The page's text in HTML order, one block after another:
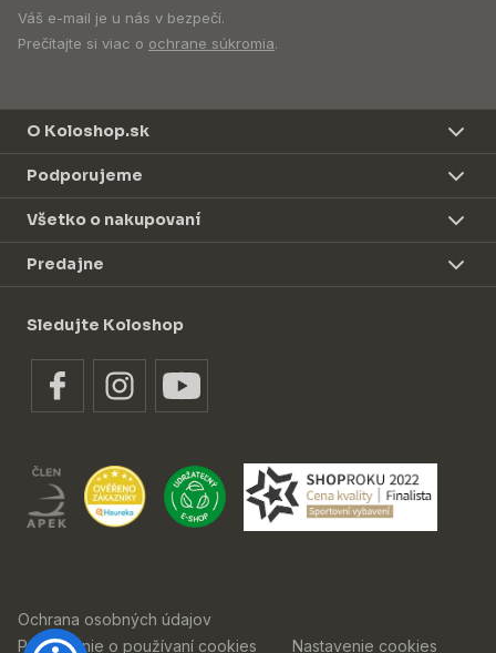
Váš e-mail je u nás v bezpečí.
Prečítajte si viac o ochrane súkromia.
O Koloshop.sk
Podporujeme
Všetko o nakupovaní
Predajne
Sledujte Koloshop
Ochrana osobných údajov
Prehlásenie o používaní cookies
Nastavenie cookies